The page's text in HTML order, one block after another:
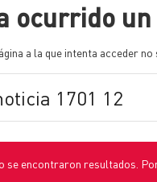
ocurrido
a la que intenta acceder
se encontraron resultados.